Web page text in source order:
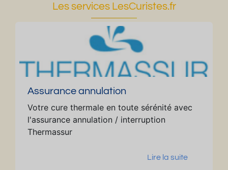
e
a
d
m
is,
2
Les services LesCuristes.fr
Assurance annulation
Votre cure thermale en toute sérénité avec
l'assurance annulation / interruption
Thermassur
Lire la suite